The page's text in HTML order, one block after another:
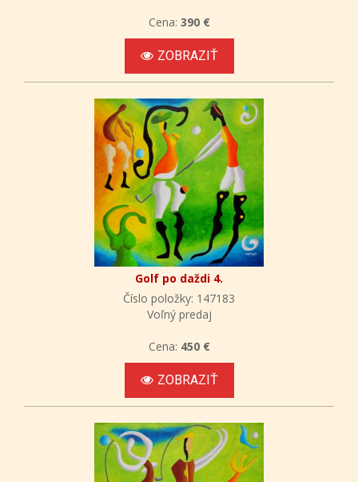
Cena: 390 €
ZOBRAZIŤ
Golf po daždi 4.
Číslo položky: 147183
Voľný predaj
Cena: 450 €
ZOBRAZIŤ